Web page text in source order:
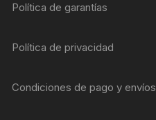
Política de garantías
Política de privacidad
Condiciones de pago y envíos